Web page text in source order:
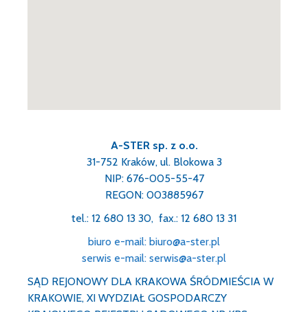
A-STER sp. z o.o.
31-752 Kraków, ul. Blokowa 3
NIP: 676-005-55-47
REGON: 003885967
tel.: 12 680 13 30, fax.: 12 680 13 31
biuro e-mail: biuro@a-ster.pl
serwis e-mail: serwis@a-ster.pl
SĄD REJONOWY DLA KRAKOWA ŚRÓDMIEŚCIA W
KRAKOWIE, XI WYDZIAŁ GOSPODARCZY